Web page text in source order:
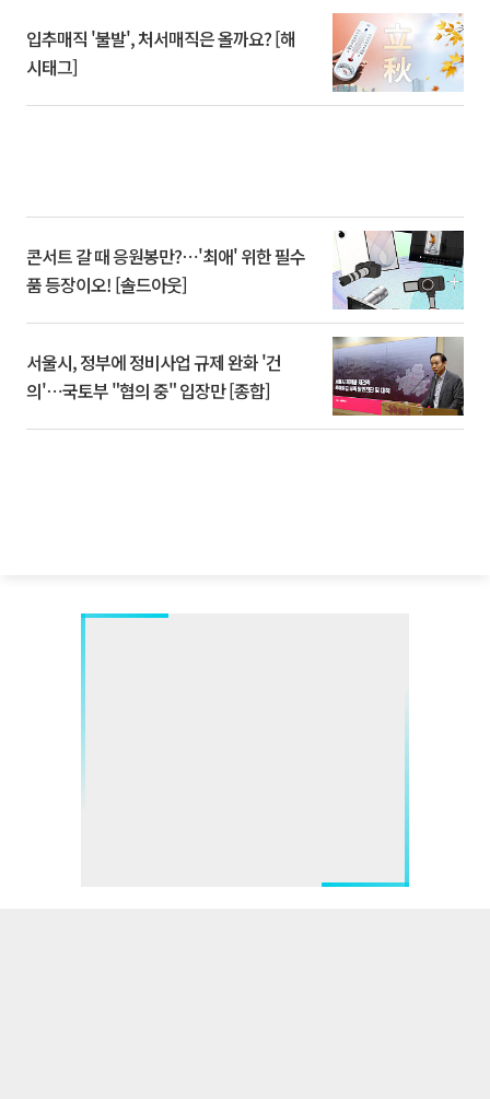
입추매직 '불발', 처서매직은 올까요? [해
시태그]
콘서트 갈 때 응원봉만?⋯'최애' 위한 필수
품 등장이오! [솔드아웃]
서울시, 정부에 정비사업 규제 완화 '건
의'⋯국토부 "협의 중" 입장만 [종합]